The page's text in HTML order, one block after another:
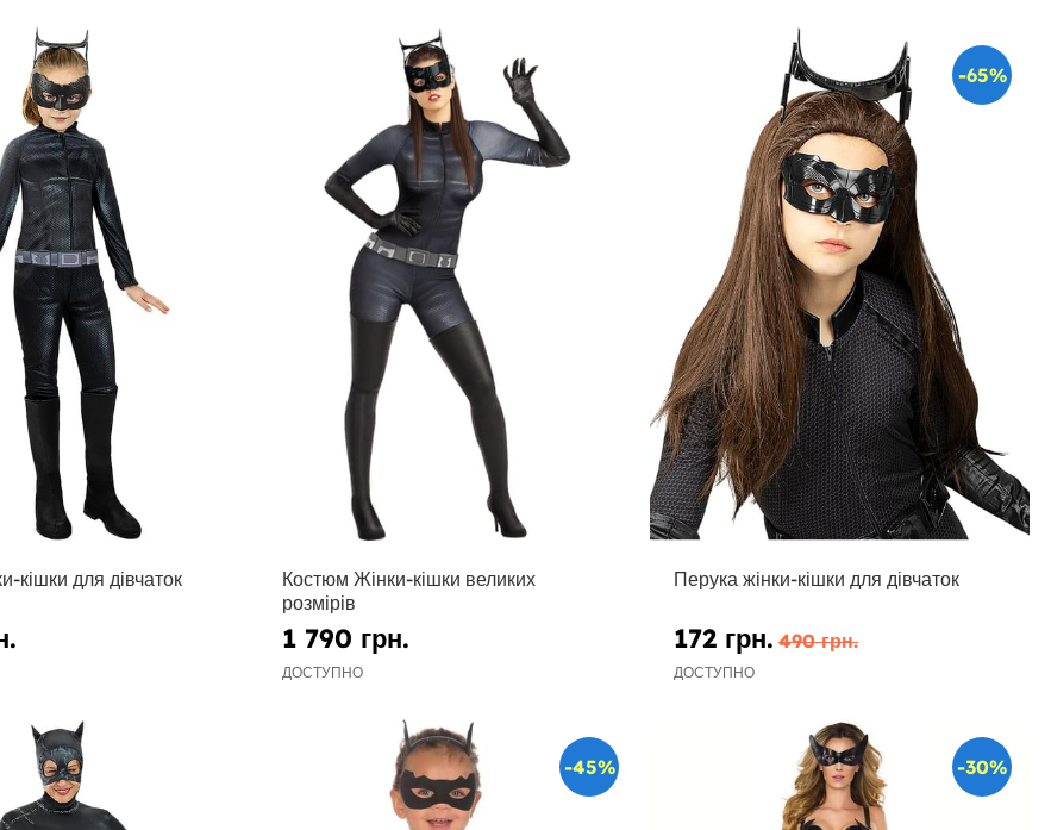
кішки для дівчаток
Костюм Жінки-кішки великих
розмірів
1 790 грн.
ДОСТУПНО
-65%
Перука жінки-кішки для дівчаток
172 грн. 490 грн.
ДОСТУПНО
-45% -30%